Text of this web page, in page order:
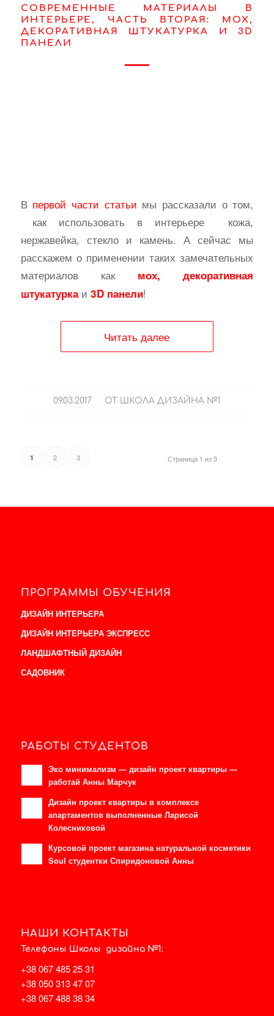
СОВРЕМЕННЫЕ МАТЕРИАЛЫ В
ИНТЕРЬЕРЕ, ЧАСТЬ ВТОРАЯ: МОХ,
ДЕКОРАТИВНАЯ ШТУКАТУРКА И 3D
ПАНЕЛИ
В первой части статьи мы рассказали о том,
как использовать в интерьере кожа,
нержавейка, стекло и камень. А сейчас мы
расскажем о применении таких замечательных
материалов как мох, декоративная
штукатурка и 3D панели!
Читать далее
09.03.2017
/ ОТ ШКОЛА ДИЗАЙНА №1
Страница 1 из 3
1 2 3
ПРОГРАММЫ ОБУЧЕНИЯ
ДИЗАЙН ИНТЕРЬЕРА
ДИЗАЙН ИНТЕРЬЕРА ЭКСПРЕСС
ЛАНДШАФТНЫЙ ДИЗАЙН
САДОВНИК
РАБОТЫ СТУДЕНТОВ
Эко минимализм — дизайн проект квартиры —
работай Анны Марчук
Дизайн проект квартиры в комплексе
апартаментов выполненные Ларисой
Колесниковой
Курсовой проект магазина натуральной косметики
Soul студентки Спиридоновой Анны
НАШИ КОНТАКТЫ
Телефоны Школы дизайна №1:
+38 067 485 25 31
+38 050 313 47 07
+38 067 488 38 34